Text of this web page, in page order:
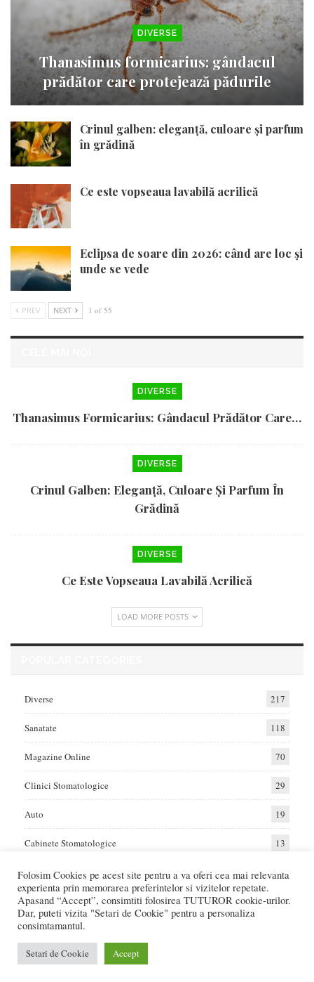
DIVERSE
Thanasimus formicarius: gândacul
prădător care protejează pădurile
Crinul galben: eleganță, culoare și parfum
în grădină
Ce este vopseaua lavabilă acrilică
Eclipsa de soare din 2026: când are loc și
unde se vede
PREV NEXT 1 of 55
DIVERSE
Thanasimus Formicarius: Gândacul Prădător Care…
DIVERSE
Crinul Galben: Eleganță, Culoare Și Parfum În
Grădină
DIVERSE
Ce Este Vopseaua Lavabilă Acrilică
LOAD MORE POSTS
Diverse 217
Sanatate 118
Magazine Online 70
Clinici Stomatologice 29
Auto 19
Cabinete Stomatologice 13
Home Auto Diverse Sanatate
Va raportam cele mai bune oferte de servicii si produse din Romania. Recenzii
Online care va ajuta sa faceti cea mai buna alegere.
Folosim Cookies pe acest site pentru a va oferi cea mai relevanta
experienta prin memorarea preferintelor si vizitelor repetate.
Apasand “Accept”, consimtiti folosirea TUTUROR cookie-urilor.
Dar, puteti vizita "Setari de Cookie" pentru a personaliza
consimtamantul.
Setari de Cookie Accept